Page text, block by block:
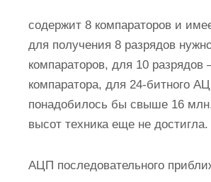
содержит 8 компараторов и
для получения 8 разрядов
компараторов, для 10 разрядов
компаратора, для 24-битного
понадобилось бы свыше 16
высот техника еще не достигла.
АЦП последовательного